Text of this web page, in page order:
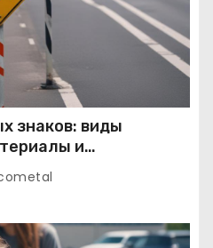
знаков: виды
и